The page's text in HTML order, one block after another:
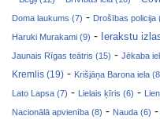
Doma laukums (7) - Drošības policija
Haruki Murakami (9) - Ierakstu
Jaunais Rīgas teātris (15) - Jēkaba
Kremlis (19) - Krišjāņa Barona iela
Lato Lapsa (7) - Lielais ķīris (6) -
Nacionālā apvienība (8) - Nauda (6) -